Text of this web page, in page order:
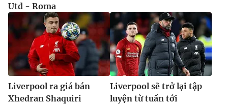
Utd - Roma
Liverpool ra giá bán
Xhedran Shaquiri
Liverpool sẽ trở lại tập
luyện từ tuần tới